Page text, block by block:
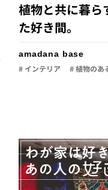
植物と共に暮ら
た好き間。
amadana base
# インテリア # 植物のあ